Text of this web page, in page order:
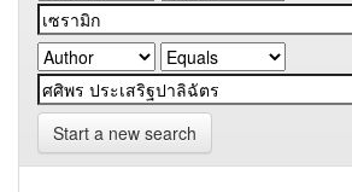
Start a new search